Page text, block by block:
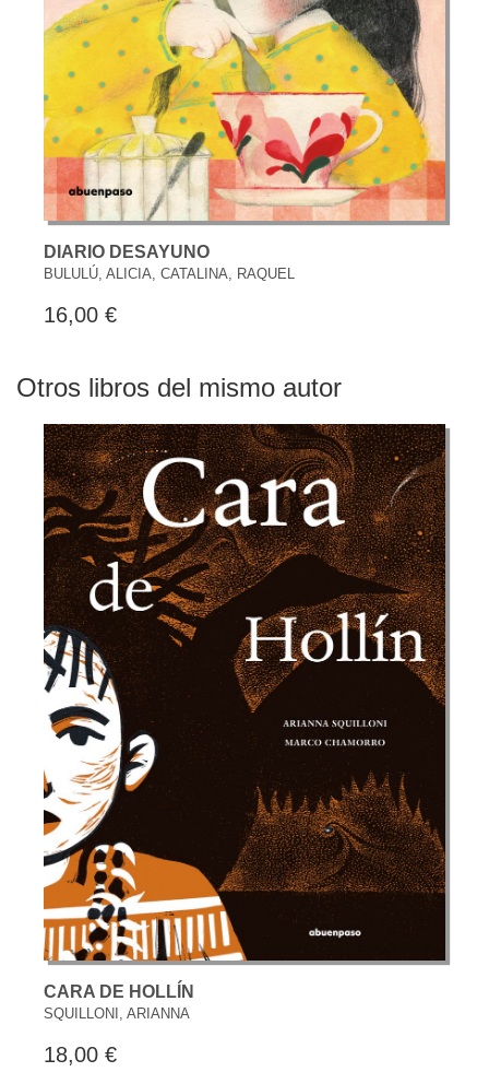
DIARIO DESAYUNO
BULULÚ, ALICIA, CATALINA, RAQUEL
16,00 €
Otros libros del mismo autor
CARA DE HOLLÍN
SQUILLONI, ARIANNA
18,00 €